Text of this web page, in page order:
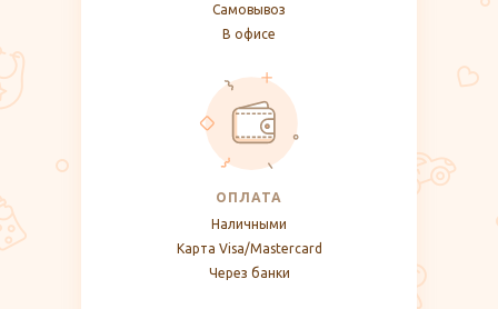
Самовывоз
В офисе
ОПЛАТА
Наличными
Карта Visa/Mastercard
Через банки